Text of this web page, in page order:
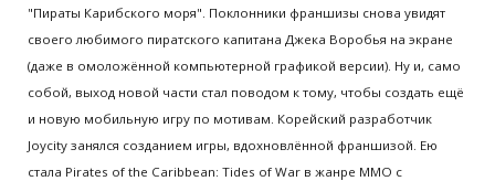
"Пираты Карибского моря". Поклонники франшизы снова увидят
своего любимого пиратского капитана Джека Воробья на экране
(даже в омоложённой компьютерной графикой версии). Ну и, само
собой, выход новой части стал поводом к тому, чтобы создать ещё
и новую мобильную игру по мотивам. Корейский разработчик
Joycity занялся созданием игры, вдохновлённой франшизой. Ею
стала Pirates of the Caribbean: Tides of War в жанре MMO с